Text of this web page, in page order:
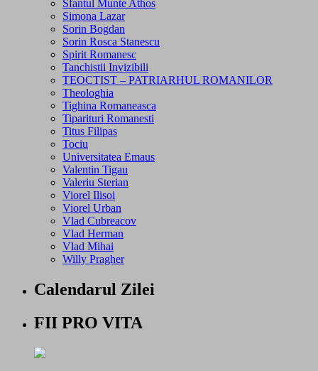
Sfantul Munte Athos
Simona Lazar
Sorin Bogdan
Sorin Rosca Stanescu
Spirit Romanesc
Tanchistii Invizibili
TEOCTIST – PATRIARHUL ROMANILOR
Theologhia
Tighina Romaneasca
Tiparituri Romanesti
Titus Filipas
Tociu
Universitatea Emaus
Valentin Tigau
Valeriu Sterian
Viorel Ilisoi
Viorel Urban
Vlad Cubreacov
Vlad Herman
Vlad Mihai
Willy Pragher
Calendarul Zilei
FII PRO VITA